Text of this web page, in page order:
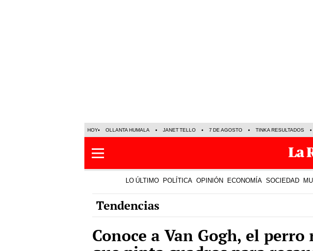
HOY OLLANTA HUMALA JANET TELLO 7 DE AGOSTO TINKA RESULTADOS
LO ÚLTIMO POLÍTICA OPINIÓN ECONOMÍA SOCIEDAD
Tendencias
Conoce a Van Gogh, el perro